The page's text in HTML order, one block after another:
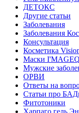
ДЕТОКС
Другие статьи
Заболевания
Заболевания
Консультация
Косметика
Маски I'MAGEQ
Мужские
ОРВИ
Ответы на
Статьи про
Фитотоники